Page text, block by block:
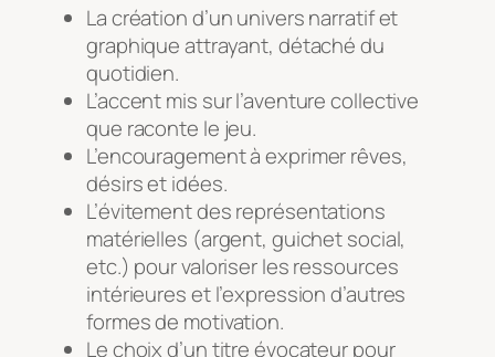
La création d’un univers narratif et
graphique attrayant, détaché du
quotidien.
L’accent mis sur l’aventure collective
que raconte le jeu.
L’encouragement à exprimer rêves,
désirs et idées.
L’évitement des représentations
matérielles (argent, guichet social,
etc.) pour valoriser les ressources
intérieures et l’expression d’autres
formes de motivation.
Le choix d’un titre évocateur pour